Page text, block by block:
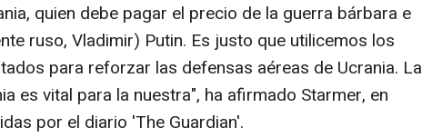
quien debe pagar el precio de la guerra bárbara e
ruso, Vladimir) Putin. Es justo que utilicemos los
para reforzar las defensas aéreas de Ucrania. La
es vital para la nuestra", ha afirmado Starmer, en
por el diario 'The Guardian'.